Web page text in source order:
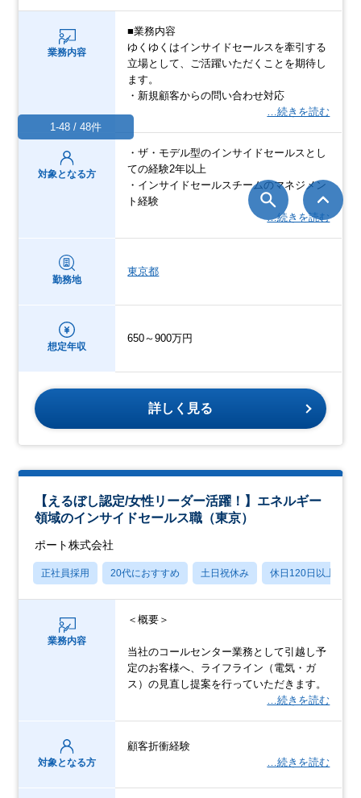
業務内容
■業務内容
ゆくゆくはインサイドセールスを牽引する
立場として、ご活躍いただくことを期待し
ます。
・新規顧客からの問い合わせ対応
…続きを読む
対象となる方
・ザ・モデル型のインサイドセールスとし
ての経験2年以上
・インサイドセールスチームのマネジメン
ト経験
…続きを読む
勤務地
東京都
想定年収
650～900万円
詳しく見る
【えるぼし認定/女性リーダー活躍！】エネルギー
領域のインサイドセールス職（東京）
ポート株式会社
正社員採用 20代におすすめ 土日祝休み 休日120日以上
業務内容
＜概要＞
当社のコールセンター業務として引越し予
定のお客様へ、ライフライン（電気・ガ
ス）の見直し提案を行っていただきます。
…続きを読む
対象となる方
顧客折衝経験
…続きを読む
1-48 / 48件